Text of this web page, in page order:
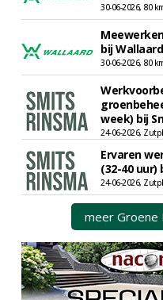
30-06-2026, 80
bij Wallaard
30-06-2026, 80
week) bij
24-06-2026,
Ervaren
(32-40 uur)
24-06-2026,
meer Groene